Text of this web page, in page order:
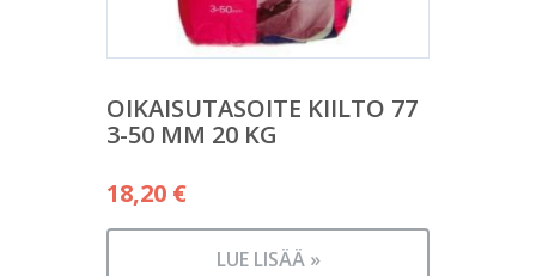
OIKAISUTASOITE KIILTO 77
3-50 MM 20 KG
18,20 €
LUE LISÄÄ »